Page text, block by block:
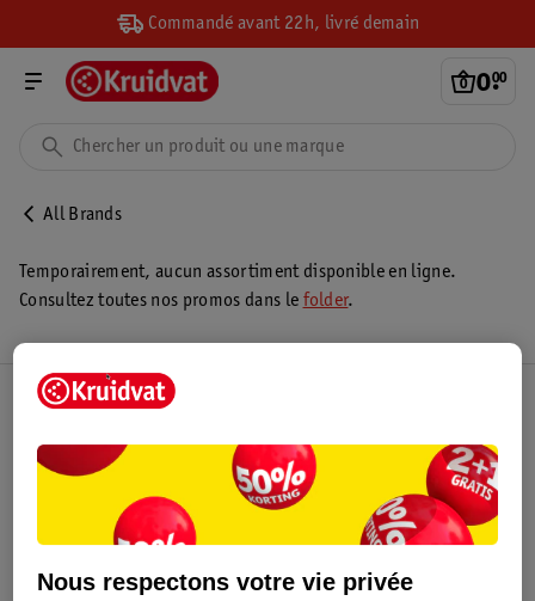
Commandé avant 22h, livré demain
0.
00
All Brands
Temporairement, aucun assortiment disponible en ligne.
Consultez toutes nos promos dans le folder.
Nous respectons votre vie privée